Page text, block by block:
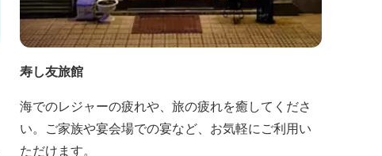
寿し友旅館
海でのレジャーの疲れや、旅の疲れを癒してくださ
い。ご家族や宴会場での宴など、お気軽にご利用い
ただけます。